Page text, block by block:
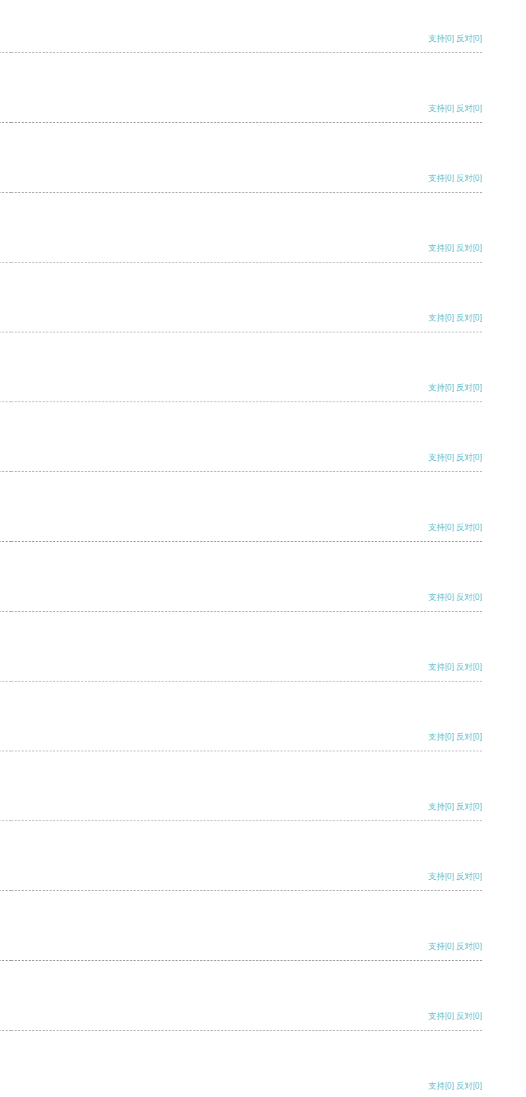
支持[0] 反对[0]
支持[0] 反对[0]
支持[0] 反对[0]
支持[0] 反对[0]
支持[0] 反对[0]
支持[0] 反对[0]
支持[0] 反对[0]
支持[0] 反对[0]
支持[0] 反对[0]
支持[0] 反对[0]
支持[0] 反对[0]
支持[0] 反对[0]
支持[0] 反对[0]
支持[0] 反对[0]
支持[0] 反对[0]
支持[0] 反对[0]